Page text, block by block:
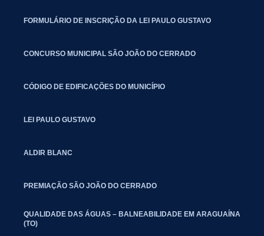
FORMULÁRIO DE INSCRIÇÃO DA LEI PAULO GUSTAVO
CONCURSO MUNICIPAL SÃO JOÃO DO CERRADO
CÓDIGO DE EDIFICAÇÕES DO MUNICÍPIO
LEI PAULO GUSTAVO
ALDIR BLANC
PREMIAÇÃO SÃO JOÃO DO CERRADO
QUALIDADE DAS ÁGUAS – BALNEABILIDADE EM ARAGUAÍNA
(TO)